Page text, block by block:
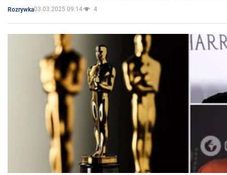
Rozrywka03.03.2025 09:14 4